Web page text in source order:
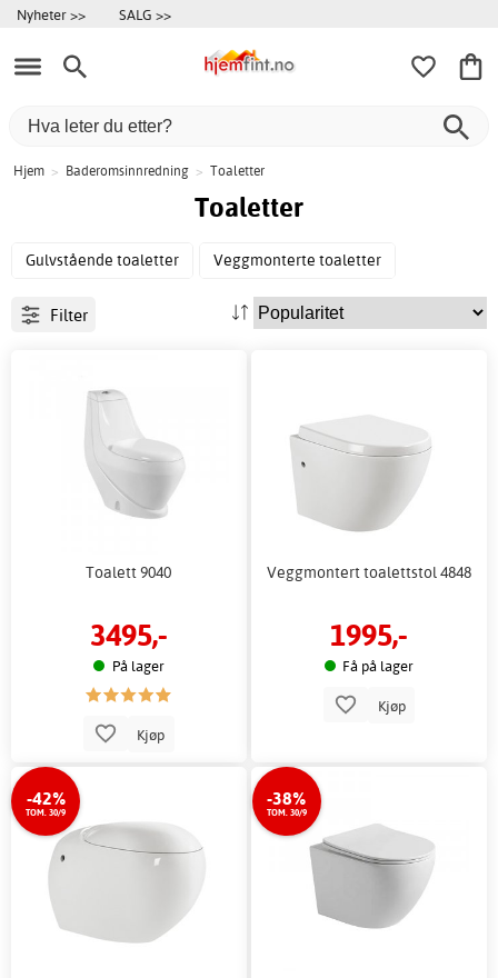
Nyheter >> SALG >>
Hjem > Baderomsinnredning > Toaletter
Toaletter
Gulvstående toaletter Veggmonterte toaletter
Filter
Toalett 9040
3495,-
På lager
Kjøp
Veggmontert toalettstol 4848
1995,-
Få på lager
Kjøp
-42%
TOM. 30/9
-38%
TOM. 30/9